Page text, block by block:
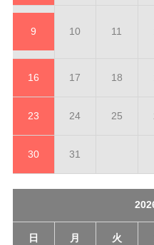
9 10 11
16 17 18
23 24 25
30 31
日 月 火